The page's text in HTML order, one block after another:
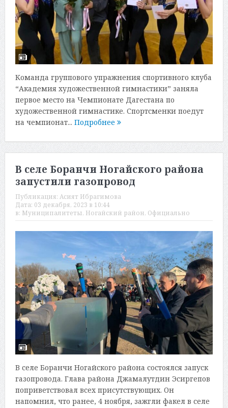
Команда группового упражнения спортивного клуба
“Академия художественной гимнастики” заняла
первое место на Чемпионате Дагестана по
художественной гимнастике. Спортсменки поедут
на чемпионат... Подробнее
В селе Боранчи Ногайского района
запустили газопровод
Публикация: Асият Ибрагимова
Дата: 03 декабря, 2023 в 10:44
в: Муниципалитеты, Ногайский район, Официально
В селе Боранчи Ногайского района состоялся запуск
газопровода. Глава района Джамалутдин Эсиргепов
поприветствовал всех присутствующих. Он
напомнил, что ранее, 4 ноября, зажгли факел в селе